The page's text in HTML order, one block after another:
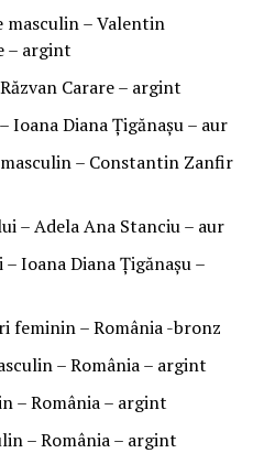
– Valentin
– argint
Carare – argint
Ioana Diana Ţigănaşu – aur
– Constantin Zanfir
– Adela Ana Stanciu – aur
Ioana Diana Ţigănaşu –
feminin – România -bronz
– România – argint
– România – argint
– România – argint